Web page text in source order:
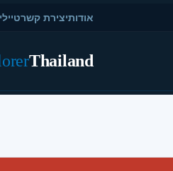
אודותיצירת קשר
Thailand